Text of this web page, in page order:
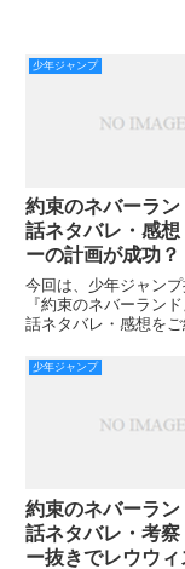
少年ジャンプ
約束のネバーラ
話ネタバレ・感想
ーの計画が成功？
今回は、少年ジャン
『約束のネバーラン
話ネタバレ・感想をご
少年ジャンプ
約束のネバーラ
話ネタバレ・考察
ー抜きでレウウィ